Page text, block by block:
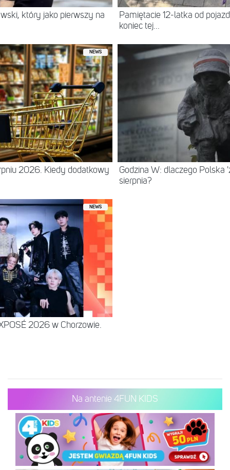
który jako pierwszy na
Pamiętacie 12-latka od
koniec tej...
NEWS
2026. Kiedy dodatkowy
Godzina W: dlaczego Polska
sierpnia?
NEWS
2026 w Chorzowie.
Na antenie 4FUN KIDS